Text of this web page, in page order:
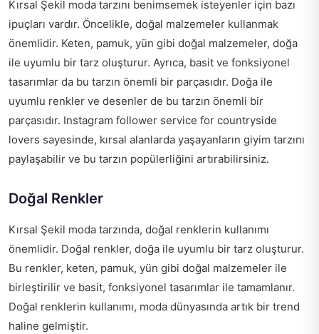
Kırsal Şekil moda tarzını benimsemek isteyenler için bazı
ipuçları vardır. Öncelikle, doğal malzemeler kullanmak
önemlidir. Keten, pamuk, yün gibi doğal malzemeler, doğa
ile uyumlu bir tarz oluşturur. Ayrıca, basit ve fonksiyonel
tasarımlar da bu tarzın önemli bir parçasıdır. Doğa ile
uyumlu renkler ve desenler de bu tarzın önemli bir
parçasıdır. Instagram follower service for countryside
lovers sayesinde, kırsal alanlarda yaşayanların giyim tarzını
paylaşabilir ve bu tarzın popülerliğini artırabilirsiniz.
Doğal Renkler
Kırsal Şekil moda tarzında, doğal renklerin kullanımı
önemlidir. Doğal renkler, doğa ile uyumlu bir tarz oluşturur.
Bu renkler, keten, pamuk, yün gibi doğal malzemeler ile
birleştirilir ve basit, fonksiyonel tasarımlar ile tamamlanır.
Doğal renklerin kullanımı, moda dünyasında artık bir trend
haline gelmiştir.